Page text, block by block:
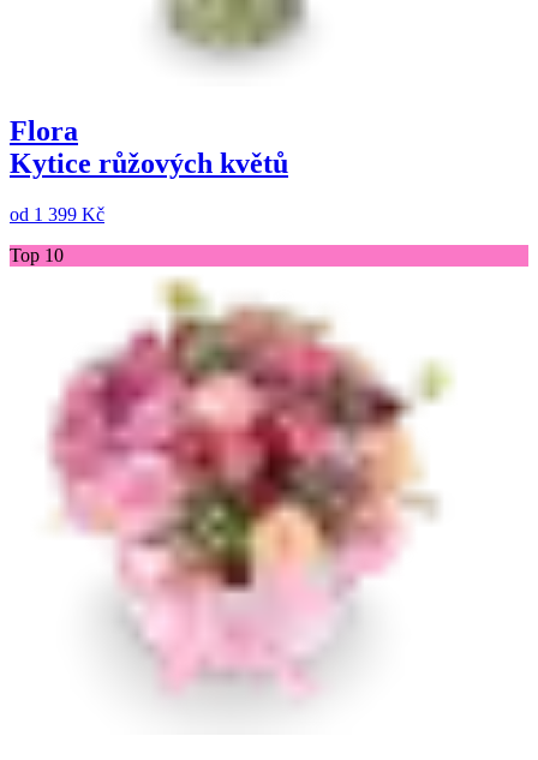
Flora
Kytice růžových květů
od 1 399 Kč
Top 10